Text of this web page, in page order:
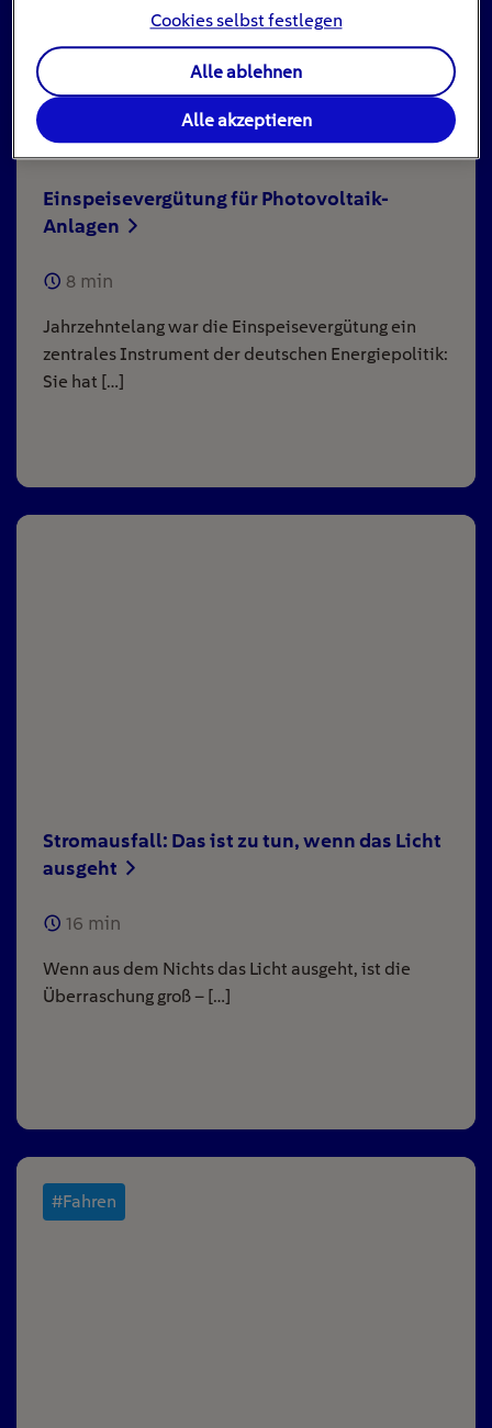
Einspeisevergütung für Photovoltaik-
Anlagen
8 min
Jahrzehntelang war die Einspeisevergütung ein
zentrales Instrument der deutschen Energiepolitik:
Sie hat […]
Stromausfall: Das ist zu tun, wenn das Licht
ausgeht
16 min
Wenn aus dem Nichts das Licht ausgeht, ist die
Überraschung groß – […]
#Fahren
Cookies selbst festlegen
Alle ablehnen
Alle akzeptieren